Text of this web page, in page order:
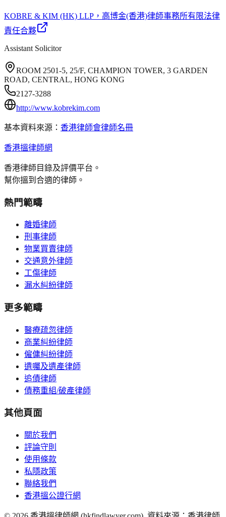
KOBRE & KIM (HK) LLP ，高博金(香港)律師事務所有限法律
責任合夥
Assistant Solicitor
ROOM 2501-5, 25/F, CHAMPION TOWER, 3 GARDEN
ROAD, CENTRAL, HONG KONG
2127-3288
http://www.kobrekim.com
基本資料來源： 香港律師會律師名冊
香港搵律師網
香港律師目錄及評價平台。
幫你搵到合適的律師。
熱門範疇
離婚律師
刑事律師
物業買賣律師
交通意外律師
工傷律師
漏水糾紛律師
更多範疇
醫療疏忽律師
商業糾紛律師
僱傭糾紛律師
遺囑及遺產律師
追債律師
債務重組/破產律師
其他頁面
關於我們
評論守則
使用條款
私隱政策
聯絡我們
香港搵公證行網